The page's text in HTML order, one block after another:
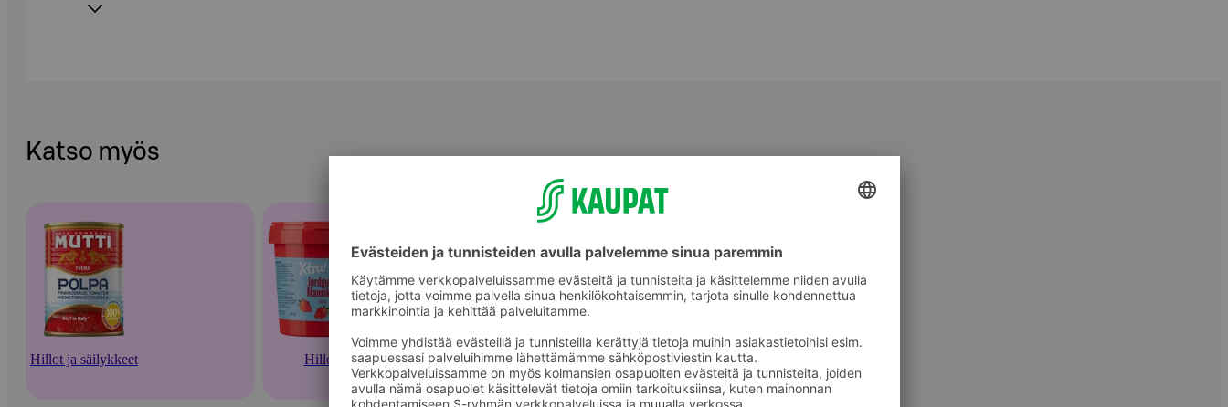
Katso myös
Hillot ja säilykkeet Hillot Muut hillot